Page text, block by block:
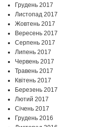
Грудень 2017
Листопад 2017
Жовтень 2017
Вересень 2017
Серпень 2017
Липень 2017
Червень 2017
Травень 2017
Квітень 2017
Березень 2017
Лютий 2017
Січень 2017
Грудень 2016